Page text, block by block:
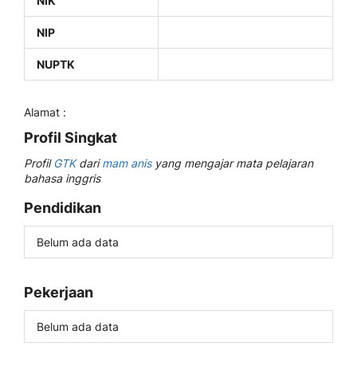
NIP
NUPTK
Alamat :
Profil Singkat
Profil GTKdarimam anisyang mengajar mata pelajaran
bahasa inggris
Pendidikan
Belum ada data
Pekerjaan
Belum ada data